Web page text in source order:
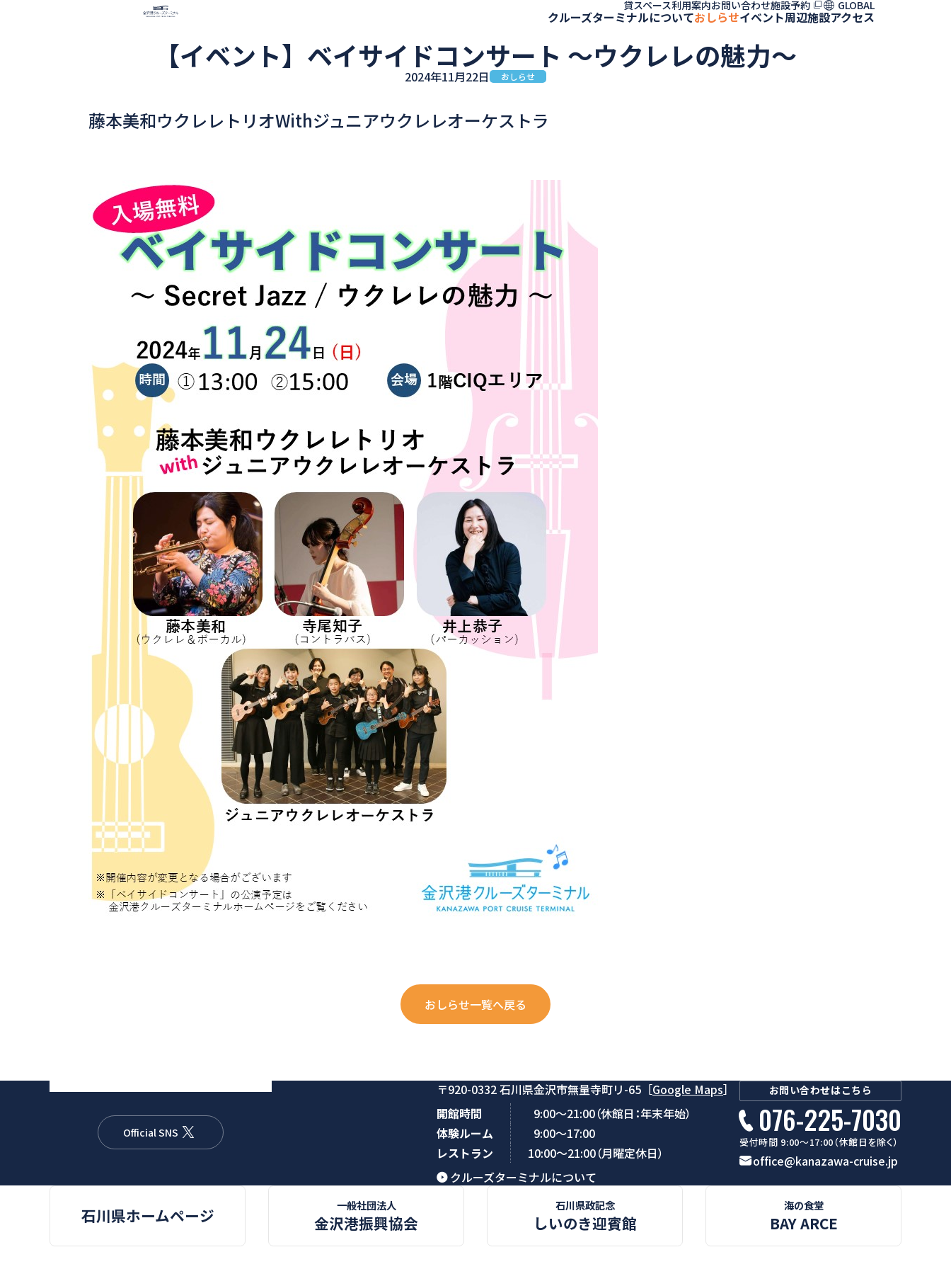
貸スペース利用案内お問い合わせ施設予約
GLOBAL
日本語 PDF
繁体 PDF
クルーズターミナルについておしらせイベント周辺施設アクセス
【イベント】ベイサイドコンサート ～ウクレレの魅力～
2024年11月22日 おしらせ
藤本美和ウクレレトリオWithジュニアウクレレオーケストラ
おしらせ一覧へ戻る
Official SNS
〒920-0332 石川県金沢市無量寺町リ-65 ［Google Maps］
開館時間
9:00～21:00（休館日：年末年始）
体験ルーム
9:00～17:00
レストラン
10:00～21:00（月曜定休日）
クルーズターミナルについて
お問い合わせはこちら
076-225-7030
受付時間 9:00～17:00（休館日を除く）
office@kanazawa-cruise.jp
石川県ホームページ 一般社団法人
金沢港振興協会
石川県政記念
しいのき迎賓館
海の食堂
BAY ARCE
クルーズターミナルについて
イベント
アクセス
お問い合わせ
English
Official SNS
景色も、体験も、思い出も。
港がきっと、おもしろい。